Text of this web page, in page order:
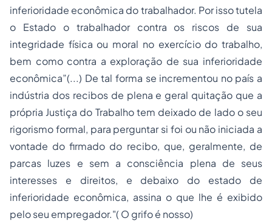
inferioridade econômica do trabalhador. Por isso tutela
o Estado o trabalhador contra os riscos de sua
integridade física ou moral no exercício do trabalho,
bem como contra a exploração de sua inferioridade
econômica”(...) De tal forma se incrementou no país a
indústria dos recibos de plena e geral quitação que a
própria Justiça do Trabalho tem deixado de lado o seu
rigorismo formal, para perguntar si foi ou não iniciada a
vontade do firmado do recibo, que, geralmente, de
parcas luzes e sem a consciência plena de seus
interesses e direitos, e debaixo do estado de
inferioridade econômica, assina o que lhe é exibido
pelo seu empregador."( O grifo é nosso)